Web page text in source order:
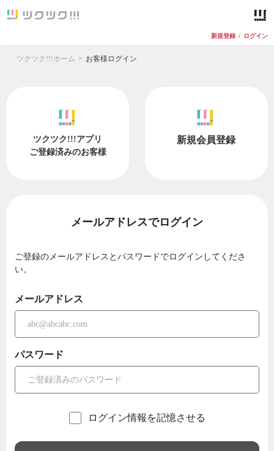
新規登録 / ログイン
ツクツク!!!ホーム お客様ログイン
ツクツク!!!アプリ
ご登録済みのお客様
新規会員登録
メールアドレスでログイン
ご登録のメールアドレスとパスワードでログインしてくださ
い。
メールアドレス
パスワード
ログイン情報を記憶させる